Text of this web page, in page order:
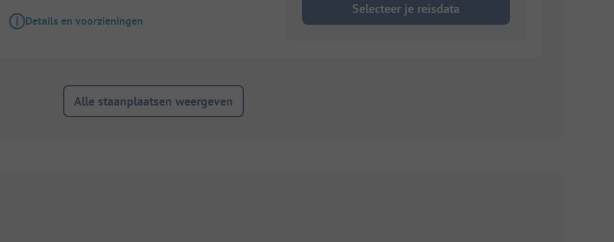
Details en voorzieningen
Selecteer je reisdata
Alle staanplaatsen weergeven